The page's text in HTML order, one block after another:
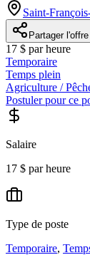
Saint-
Partager
17 $ par heure
Temporaire
Temps plein
Agriculture /
Postuler pour ce
Salaire
17 $ par heure
Type de poste
Temporaire,